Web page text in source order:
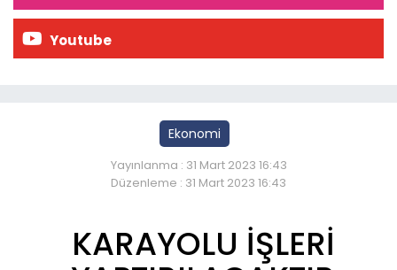
Youtube
Ekonomi
Yayınlanma : 31 Mart 2023 16:43
Düzenleme : 31 Mart 2023 16:43
KARAYOLU İŞLERİ